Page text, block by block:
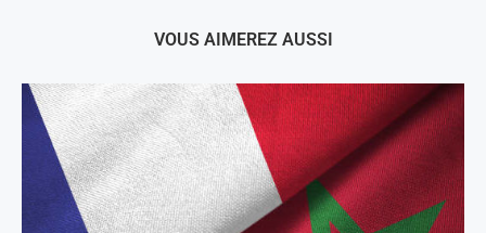
VOUS AIMEREZ AUSSI